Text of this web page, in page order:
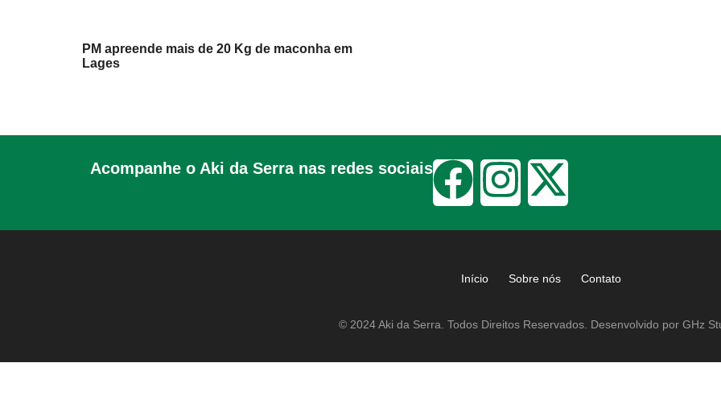
PM apreende mais de 20 Kg de maconha em
Lages
Acompanhe o Aki da Serra nas redes sociais
Início Sobre nós Contato
© 2024 Aki da Serra. Todos Direitos Reservados. Desenvolvido por GHz